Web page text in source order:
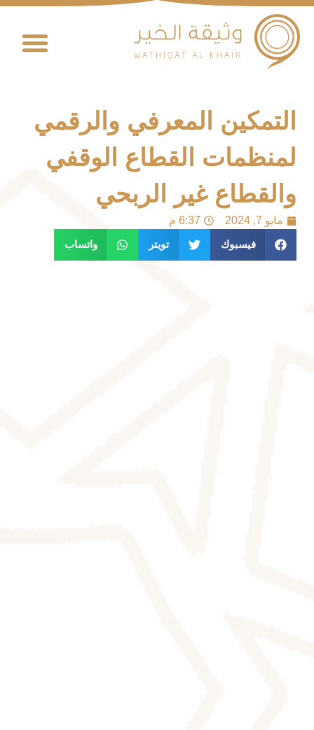
التمكين المعرفي والرقمي
لمنظمات القطاع الوقفي
والقطاع غير الربحي
مايو 7, 2024 6:37 م
فيسبوك تويتر واتساب